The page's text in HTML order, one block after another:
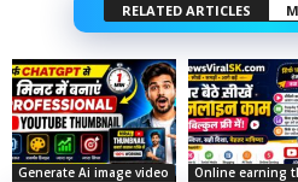
RELATED ARTICLES
Generate Ai image video